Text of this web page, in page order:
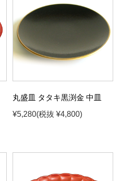
丸盛皿 タタキ黒渕金 中皿
¥5,280(税抜 ¥4,800)